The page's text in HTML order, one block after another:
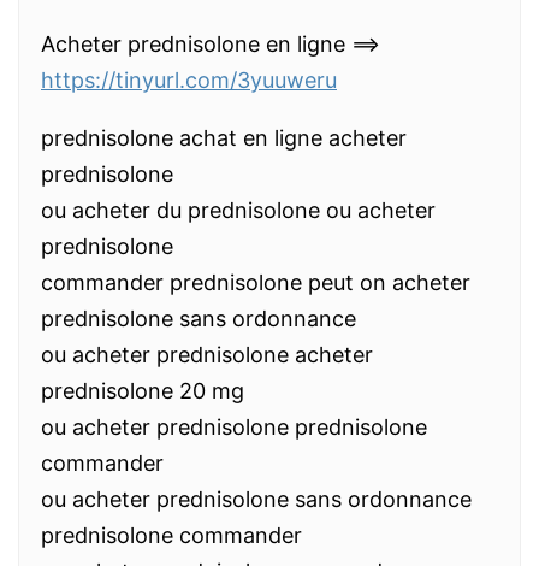
Acheter prednisolone en ligne ==>
https://tinyurl.com/3yuuweru
prednisolone achat en ligne acheter
prednisolone
ou acheter du prednisolone ou acheter
prednisolone
commander prednisolone peut on acheter
prednisolone sans ordonnance
ou acheter prednisolone acheter
prednisolone 20 mg
ou acheter prednisolone prednisolone
commander
ou acheter prednisolone sans ordonnance
prednisolone commander